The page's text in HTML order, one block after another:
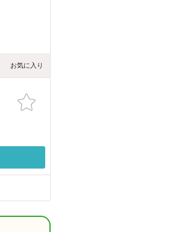
お気に入り